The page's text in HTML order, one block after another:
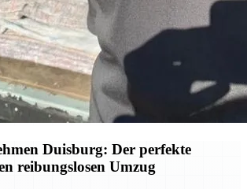
Duisburg: Der perfekte
reibungslosen Umzug